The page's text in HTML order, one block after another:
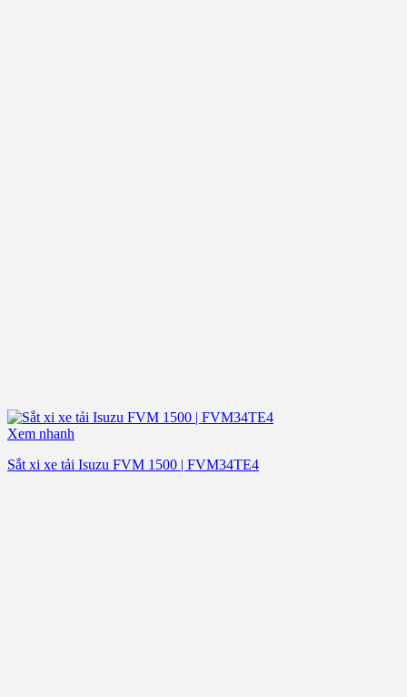
Xem nhanh
Sắt xi xe tải Isuzu FVM 1500 | FVM34TE4